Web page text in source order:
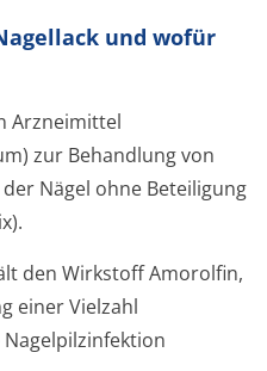
und wofür
Arzneimittel
zur Behandlung von
Nägel ohne Beteiligung
den Wirkstoff Amorolfin,
einer Vielzahl